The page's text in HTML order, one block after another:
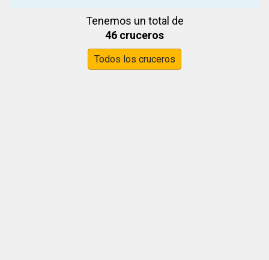
Tenemos un total de
46 cruceros
Todos los cruceros